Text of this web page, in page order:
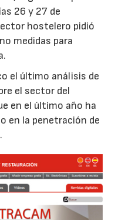
26 y 27 de
hostelero pidió
medidas para
el último análisis de
el sector del
en el último año ha
en la penetración de